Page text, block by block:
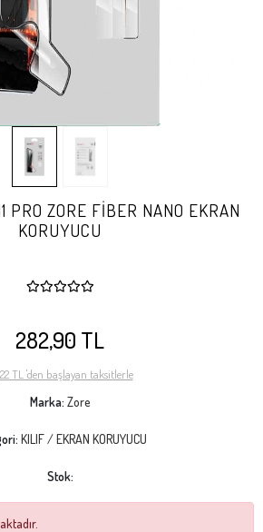
PRO ZORE FİBER NANO EKRAN
KORUYUCU
282,90 TL
TL 'den başlayan taksitlerle
Marka: Zore
KILIF / EKRAN KORUYUCU
Stok: